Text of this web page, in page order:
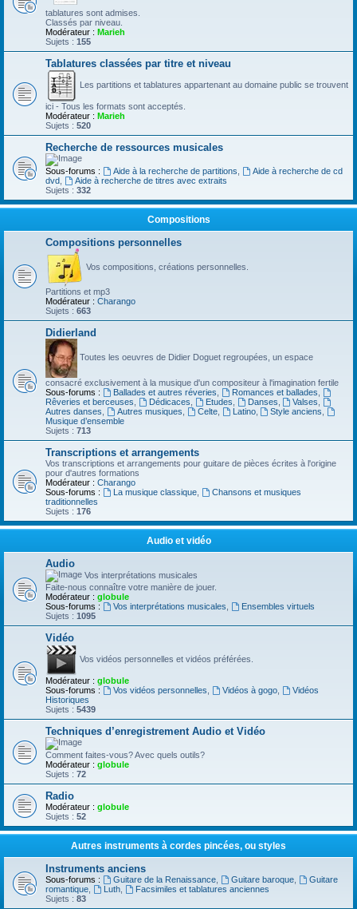
tablatures sont admises.
Classés par niveau.
Modérateur : Marieh
Sujets : 155
Tablatures classées par titre et niveau
Les partitions et tablatures appartenant au domaine public se trouvent
ici - Tous les formats sont acceptés.
Modérateur : Marieh
Sujets : 520
Recherche de ressources musicales
Sous-forums : Aide à la recherche de partitions
Aide à recherche de cd
dvd
Aide à recherche de titres avec extraits
Sujets : 332
Compositions
Compositions personnelles
Vos compositions, créations personnelles.
Partitions et mp3
Modérateur : Charango
Sujets : 663
Didierland
Toutes les oeuvres de Didier Doguet regroupées, un espace
consacré exclusivement à la musique d'un compositeur à l'imagination fertile
Sous-forums :
Ballades et autres réveries Romances et ballades
Rêveries et berceuses
Dédicaces Etudes Danses Valses
Autres danses
Autres musiques Celte, Latino, Style anciens
Musique d’ensemble
Sujets : 713
Transcriptions et arrangements
Vos transcriptions et arrangements pour guitare de pièces écrites à l'origine
pour d'autres formations
Modérateur : Charango
Sous-forums :
La musique classique,
Chansons et musiques
traditionnelles
Sujets : 176
Audio et vidéo
Audio
Vos interprétations musicales
Faite-nous connaître votre manière de jouer.
Modérateur : globule
Sous-forums :
Vos interprétations musicales
Ensembles virtuels
Sujets : 1095
Vidéo
Vos vidéos personnelles et vidéos préférées.
Modérateur : globule
Sous-forums :
Vos vidéos personnelles Vidéos à gogo,
Vidéos
Historiques
Sujets : 5439
Techniques d’enregistrement Audio et Vidéo
Comment faites-vous? Avec quels outils?
Modérateur : globule
Sujets : 72
Radio
Modérateur : globule
Sujets : 52
Autres instruments à cordes pincées, ou styles
Instruments anciens
Sous-forums : Guitare de la Renaissance, Guitare baroque,
Guitare
romantique
Luth,
Facsimiles et tablatures anciennes
Sujets : 83